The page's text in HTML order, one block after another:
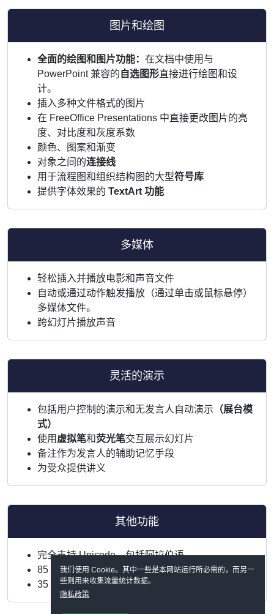
图片和绘图
全面的绘图和图片功能： 在文档中使用与
PowerPoint 兼容的 自选图形直接进行绘图和设
计。
插入多种文件格式的图片
在 FreeOffice Presentations 中直接更改图片的亮
度、对比度和灰度系数
颜色、图案和渐变
对象之间的连接线
用于流程图和组织结构图的大型符号库
提供字体效果的 TextArt 功能
多媒体
轻松插入并播放电影和声音文件
自动或通过动作触发播放（通过单击或鼠标悬停）
多媒体文件。
跨幻灯片播放声音
灵活的演示
包括用户控制的演示和无发言人自动演示 （展台模
式）
使用 虚拟笔和荧光笔交互展示幻灯片
备注作为发言人的辅助记忆手段
为受众提供讲义
其他功能
完全支持 Unicode，包括阿拉伯语
85 种语言的拼写检查
35 种语言的自动断字
我们使用 Cookie。其中一些是本网站运行所必需的，而另一
些则用来收集流量统计数据。
隐私政策